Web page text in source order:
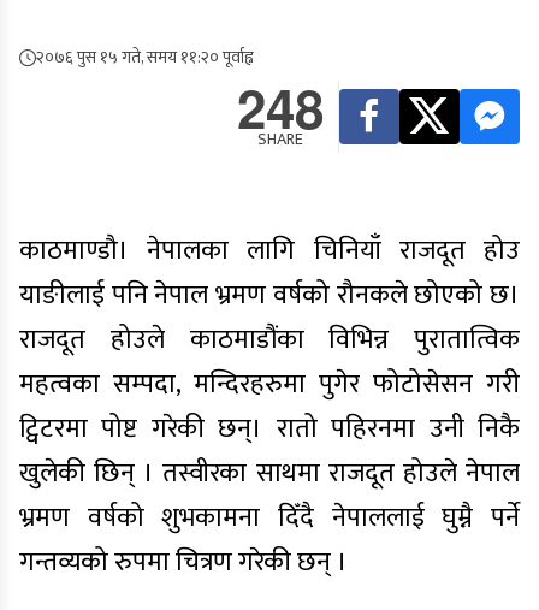
२०७६ पुस १५ गते, समय ११:२० पूर्वाह्न
248
SHARE
काठमाण्डौ। नेपालका लागि चिनियाँ राजदूत होउ
याङीलाई पनि नेपाल भ्रमण वर्षको रौनकले छोएको छ।
राजदूत होउले काठमाडौंका विभिन्न पुरातात्विक
महत्वका सम्पदा, मन्दिरहरुमा पुगेर फोटोसेसन गरी
ट्विटरमा पोष्ट गरेकी छन्। रातो पहिरनमा उनी निकै
खुलेकी छिन् । तस्वीरका साथमा राजदूत होउले नेपाल
भ्रमण वर्षको शुभकामना दिँदै नेपाललाई घुम्नै पर्ने
गन्तव्यको रुपमा चित्रण गरेकी छन् ।